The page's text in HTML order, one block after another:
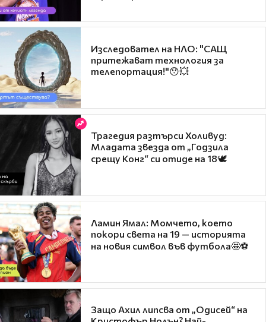
Изследовател на НЛО: "САЩ
притежават технология за
телепортация!"😯💥
Трагедия разтърси Холивуд:
Младата звезда от „Годзила
срещу Конг“ си отиде на 18🕊️
Ламин Ямал: Момчето, което
покори света на 19 — историята
на новия символ във футбола🤩⚽
Защо Ахил липсва от „Одисей“ на